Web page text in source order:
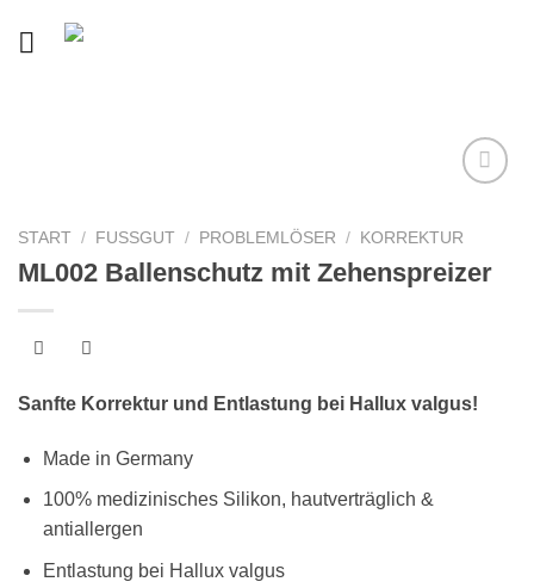
die
Wunschliste
START / FUSSGUT / PROBLEMLÖSER / KORREKTUR
ML002 Ballenschutz mit Zehenspreizer
Sanfte Korrektur und Entlastung bei Hallux valgus!
Made in Germany
100% medizinisches Silikon, hautverträglich &
antiallergen
Entlastung bei Hallux valgus